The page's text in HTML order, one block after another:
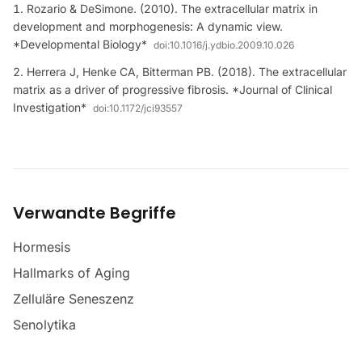
Rozario & DeSimone. (2010). The extracellular matrix in
development and morphogenesis: A dynamic view.
*Developmental Biology* doi:10.1016/j.ydbio.2009.10.026
Herrera J, Henke CA, Bitterman PB. (2018). The extracellular
matrix as a driver of progressive fibrosis. *Journal of Clinical
Investigation* doi:10.1172/jci93557
Verwandte Begriffe
Hormesis
Hallmarks of Aging
Zelluläre Seneszenz
Senolytika